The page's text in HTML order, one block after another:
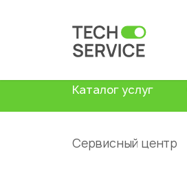
Каталог услуг
Сервисный центр